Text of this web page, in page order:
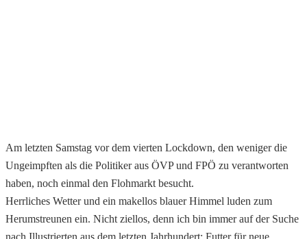
Am letzten Samstag vor dem vierten Lockdown, den weniger die
Ungeimpften als die Politiker aus ÖVP und FPÖ zu verantworten
haben, noch einmal den Flohmarkt besucht.
Herrliches Wetter und ein makellos blauer Himmel luden zum
Herumstreunen ein. Nicht ziellos, denn ich bin immer auf der Suche
nach Illustrierten aus dem letzten Jahrhundert: Futter für neue